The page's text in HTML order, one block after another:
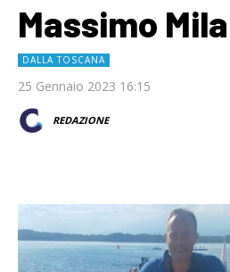
Massimo
DALLA TOSCANA
25 Gennaio 2023 16:15
REDAZIONE